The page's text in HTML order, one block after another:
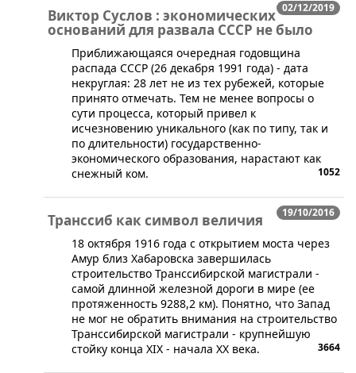
02/12/2019
Виктор Суслов : экономических
оснований для развала СССР не было
Приближающаяся очередная годовщина
распада СССР (26 декабря 1991 года) - дата
некруглая: 28 лет не из тех рубежей, которые
принято отмечать. Тем не менее вопросы о
сути процесса, который привел к
исчезновению уникального (как по типу, так и
по длительности) государственно-
экономического образования, нарастают как
снежный ком.
1052
19/10/2016
Транссиб как символ величия
​18 октября 1916 года с открытием моста через
Амур близ Хабаровска завершилась
строительство Транссибирской магистрали -
самой длинной железной дороги в мире (ее
протяженность 9288,2 км). Понятно, что Запад
не мог не обратить внимания на строительство
Транссибирской магистрали - крупнейшую
стойку конца XIX - начала XX века.
3664